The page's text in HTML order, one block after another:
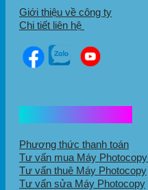
Giới thiệu về công ty
Chi tiết liên hệ
Phương thức thanh toán
Tư vấn mua Máy Photocopy
Tư vấn thuê Máy Photocopy
Tư vấn sửa Máy Photocopy